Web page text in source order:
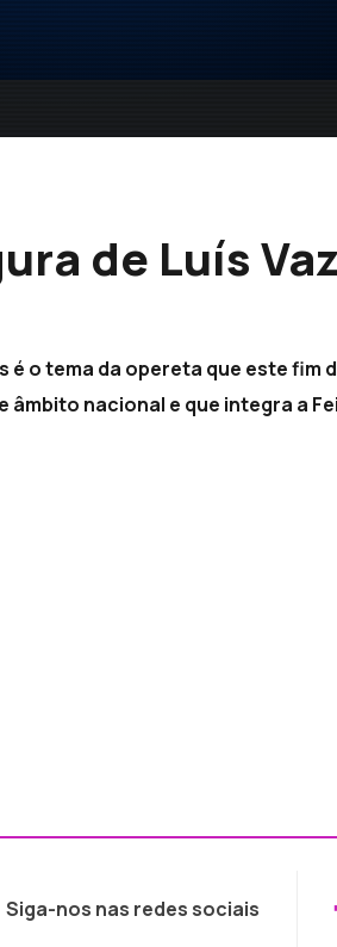
de Luís
é o tema da opereta que este fim
âmbito nacional e que integra a
Siga-nos nas redes sociais